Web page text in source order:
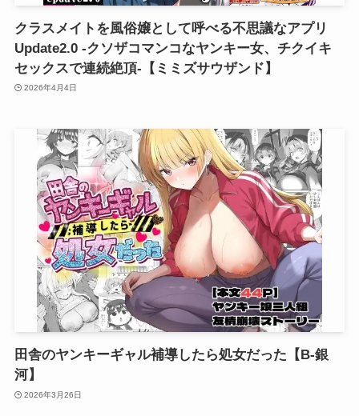
クラスメイトを風俗嬢として呼べる不思議なアプリ
Update2.0 -クソザコマンコなヤンキー女、チクイキ
セックスで連続絶頂-【ミミズサウザンド】
2026年4月4日
田舎のヤンキーギャル補導したら処女だった【B-銀
河】
2026年3月26日